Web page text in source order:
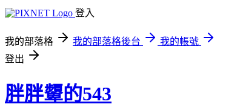
登入
我的部落格 我的部落格後台
我的帳號
登出
胖胖顰的543